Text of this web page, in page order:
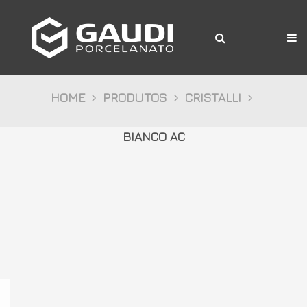
A Gaudi
Produtos
HOME PRODUTOS CRISTALLI
BIANCO AC